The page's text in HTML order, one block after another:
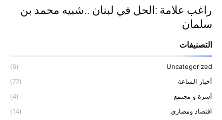
راغب علامة :الحل في لبنان ..شبيه محمد بن
سلمان
التصنيفات
Uncategorized
(6)
أخبار الساعة
(77)
أسرة و مجتمع
(4)
اقتصاد ومصاري
(14)